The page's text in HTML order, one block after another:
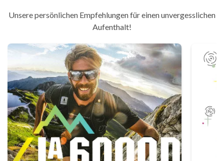
Unsere persönlichen Empfehlungen für einen unvergesslichen
Aufenthalt!